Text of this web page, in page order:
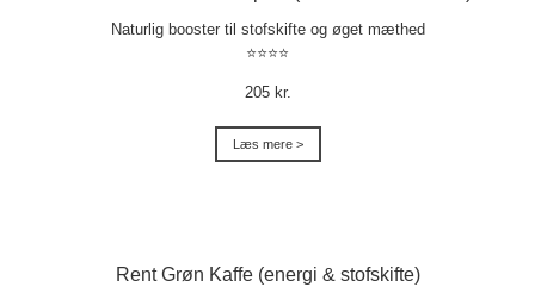
Naturlig booster til stofskifte og øget mæthed
⭐⭐⭐⭐
205 kr.
Læs mere >
Rent Grøn Kaffe (energi & stofskifte)